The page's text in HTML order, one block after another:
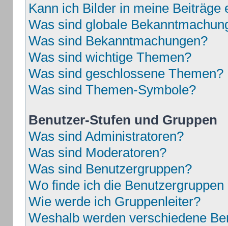
Kann ich Bilder in meine Beiträge
Was sind globale
Was sind Bekanntmachungen?
Was sind wichtige Themen?
Was sind geschlossene Themen?
Was sind Themen-Symbole?
Benutzer-Stufen und Gruppen
Was sind Administratoren?
Was sind Moderatoren?
Was sind Benutzergruppen?
Wo finde ich die
Wie werde ich Gruppenleiter?
Weshalb werden verschiedene